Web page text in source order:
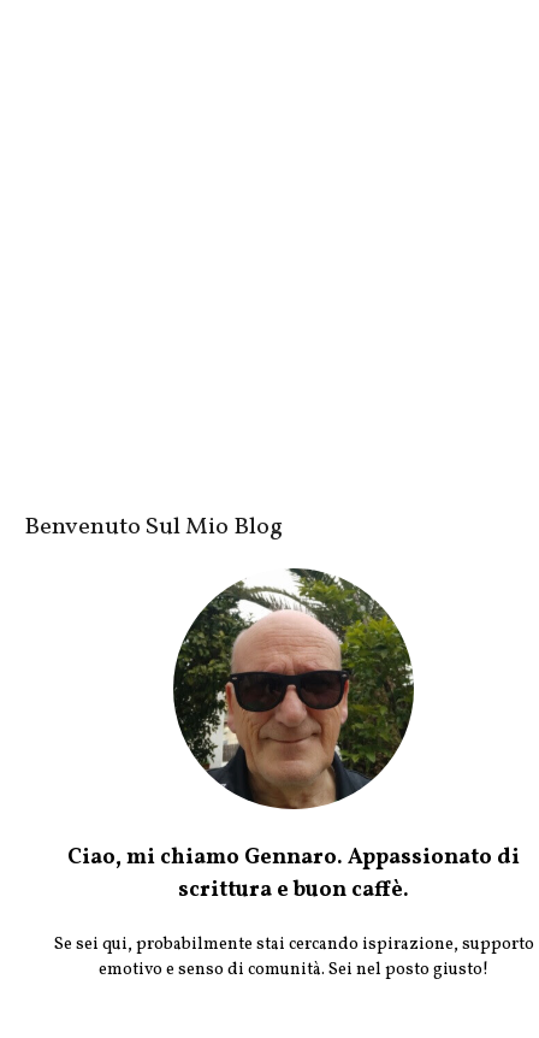
Benvenuto Sul Mio Blog
Ciao, mi chiamo Gennaro. Appassionato di
scrittura e buon caffè.
Se sei qui, probabilmente stai cercando ispirazione, supporto
emotivo e senso di comunità. Sei nel posto giusto!